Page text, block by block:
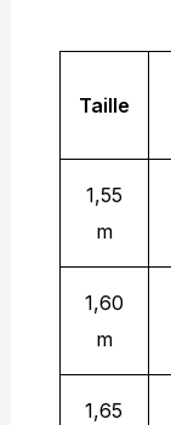
Taille
1,55
m
1,60
m
1,65